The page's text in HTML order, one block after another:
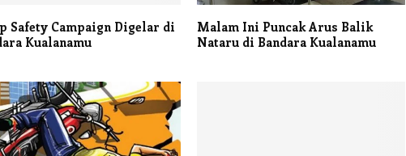
Safety Campaign Digelar di
Kualanamu
Malam Ini Puncak Arus Balik
Nataru di Bandara Kualanamu